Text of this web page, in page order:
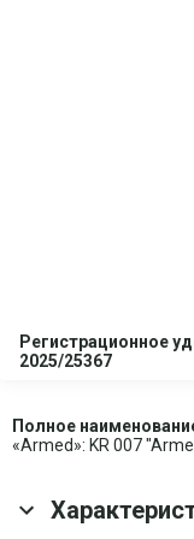
Регистрационное
2025/25367
Полное
«Armed»: KR 007